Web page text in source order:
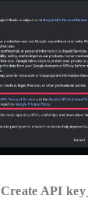
Create API key